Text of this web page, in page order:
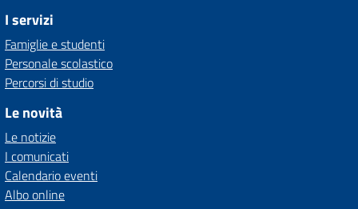
I servizi
Famiglie e studenti
Personale scolastico
Percorsi di studio
Le novità
Le notizie
I comunicati
Calendario eventi
Albo online